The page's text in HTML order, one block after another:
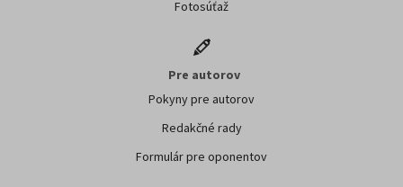
Fotosúťaž
Pre autorov
Pokyny pre autorov
Redakčné rady
Formulár pre oponentov